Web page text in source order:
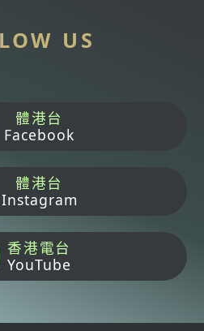
US
體港台
Facebook
體港台
Instagram
香港電台
YouTube